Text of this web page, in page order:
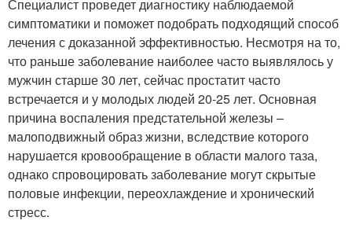
Специалист проведет диагностику наблюдаемой
симптоматики и поможет подобрать подходящий способ
лечения с доказанной эффективностью. Несмотря на то,
что раньше заболевание наиболее часто выявлялось у
мужчин старше 30 лет, сейчас простатит часто
встречается и у молодых людей 20-25 лет. Основная
причина воспаления предстательной железы –
малоподвижный образ жизни, вследствие которого
нарушается кровообращение в области малого таза,
однако спровоцировать заболевание могут скрытые
половые инфекции, переохлаждение и хронический
стресс.